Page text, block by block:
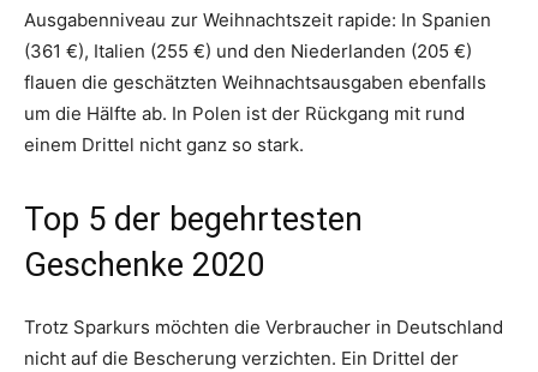
Ausgabenniveau zur Weihnachtszeit rapide: In Spanien
(361 €), Italien (255 €) und den Niederlanden (205 €)
flauen die geschätzten Weihnachtsausgaben ebenfalls
um die Hälfte ab. In Polen ist der Rückgang mit rund
einem Drittel nicht ganz so stark.
Top 5 der begehrtesten
Geschenke 2020
Trotz Sparkurs möchten die Verbraucher in Deutschland
nicht auf die Bescherung verzichten. Ein Drittel der